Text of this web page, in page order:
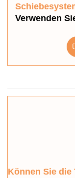
Verwenden
Können Sie